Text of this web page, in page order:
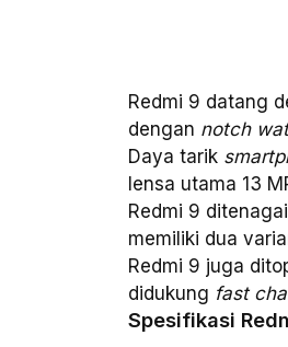
Redmi 9 datang
dengan notch
Daya tarik
lensa utama 13
Redmi 9
memiliki dua
Redmi 9 juga
didukung fast
Spesifikasi